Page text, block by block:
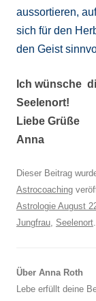
aussortieren,
sich für den
den Geist
Ich wünsche
Seelenort!
Liebe Grüße
Anna
Dieser Beitrag
Astrocoaching
Astrologie August
Jungfrau, Seelenort.
Über Anna Roth
Lebe erfüllt deine